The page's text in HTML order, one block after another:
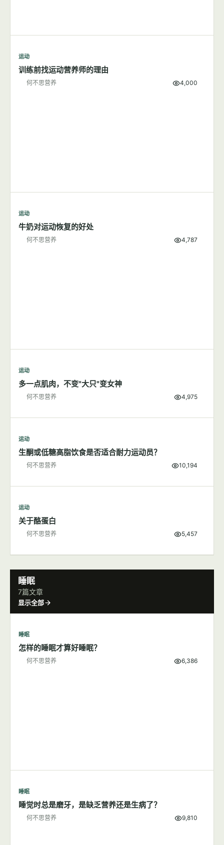
运动
训练前找运动营养师的理由
何不思营养 4,000
运动
牛奶对运动恢复的好处
何不思营养 4,787
运动
多一点肌肉，不变"大只"变女神
何不思营养 4,975
运动
生酮或低糖高脂饮食是否适合耐力运动员？
何不思营养 10,194
运动
关于酪蛋白
何不思营养 5,457
睡眠
7篇文章
显示全部
睡眠
怎样的睡眠才算好睡眠？
何不思营养 6,386
睡眠
睡觉时总是磨牙，是缺乏营养还是生病了？
何不思营养 9,810